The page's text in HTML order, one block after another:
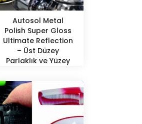
Autosol Metal
Polish Super Gloss
Ultimate Reflection
– Üst Düzey
Parlaklık ve Yüzey